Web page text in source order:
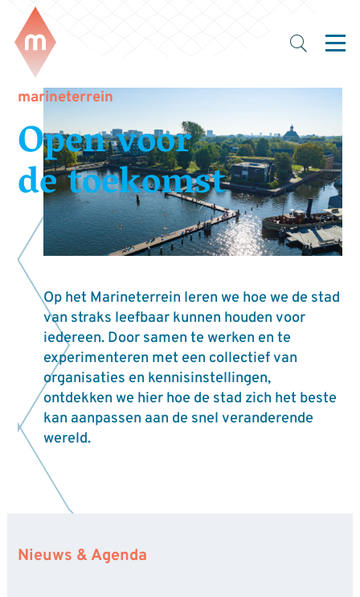
marineterrein
Open voor
de toekomst
Op het Marineterrein leren we hoe we de stad
van straks leefbaar kunnen houden voor
iedereen. Door samen te werken en te
experimenteren met een collectief van
organisaties en kennisinstellingen,
ontdekken we hier hoe de stad zich het beste
kan aanpassen aan de snel veranderende
wereld.
Nieuws & Agenda